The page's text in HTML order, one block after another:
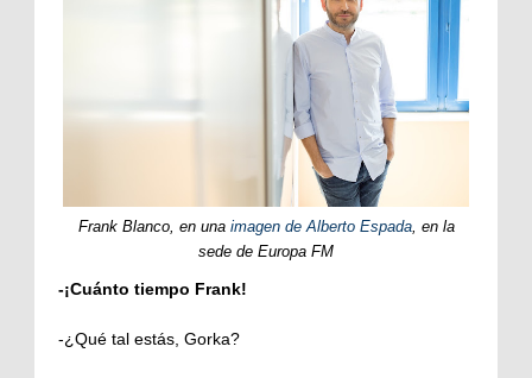
Frank Blanco, en una imagen de Alberto Espada, en la
sede de Europa FM
-¡Cuánto tiempo Frank!
-¿Qué tal estás, Gorka?